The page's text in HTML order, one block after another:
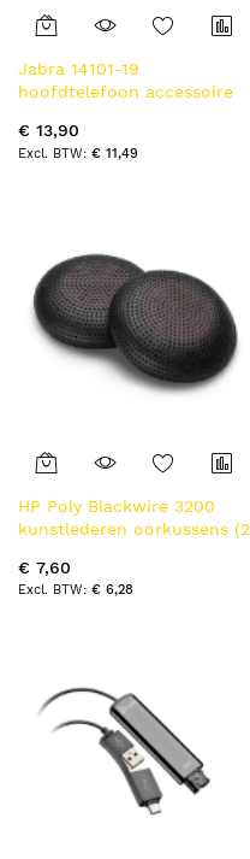
Jabra 14101-19
hoofdtelefoon accessoire
€ 13,90
€ 11,49
HP Poly Blackwire 3200
kunstlederen oorkussens (2
€ 7,60
€ 6,28